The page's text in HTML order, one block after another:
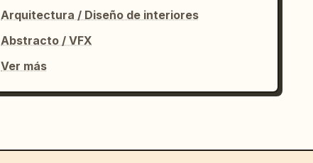
Arquitectura / Diseño de interiores
Abstracto / VFX
Ver más